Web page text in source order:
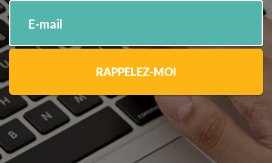
E-mail
RAPPELEZ-MOI